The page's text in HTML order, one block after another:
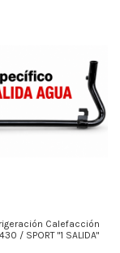
Calefacción
/ SPORT "1 SALIDA"